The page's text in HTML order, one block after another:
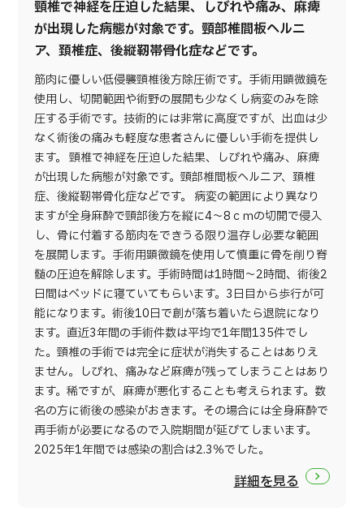
頸椎で神経を圧迫した結果、しびれや痛み、麻痺
が出現した病態が対象です。頸部椎間板ヘルニ
ア、頚椎症、後縦靭帯骨化症などです。
筋肉に優しい低侵襲頸椎後方除圧術です。手術用顕微鏡を
使用し、切開範囲や術野の展開も少なくし病変のみを除
圧する手術です。技術的には非常に高度ですが、出血は少
なく術後の痛みも軽度な患者さんに優しい手術を提供し
ます。 頸椎で神経を圧迫した結果、しびれや痛み、麻痺
が出現した病態が対象です。頸部椎間板ヘルニア、頚椎
症、後縦靭帯骨化症などです。 病変の範囲により異なり
ますが全身麻酔で頸部後方を縦に4～8ｃｍの切開で侵入
し、骨に付着する筋肉をできうる限り温存し必要な範囲
を展開します。手術用顕微鏡を使用して慎重に骨を削り脊
髄の圧迫を解除します。手術時間は1時間～2時間、術後2
日間はベッドに寝ていてもらいます。3日目から歩行が可
能になります。術後10日で創が落ち着いたら退院になり
ます。直近3年間の手術件数は平均で1年間135件でし
た。頸椎の手術では完全に症状が消失することはありえ
ません。しびれ、痛みなど麻痺が残ってしまうことはあり
ます。稀ですが、麻痺が悪化することも考えられます。数
名の方に術後の感染がおきます。その場合には全身麻酔で
再手術が必要になるので入院期間が延びてしまいます。
2025年1年間では感染の割合は2.3％でした。
詳細を見る